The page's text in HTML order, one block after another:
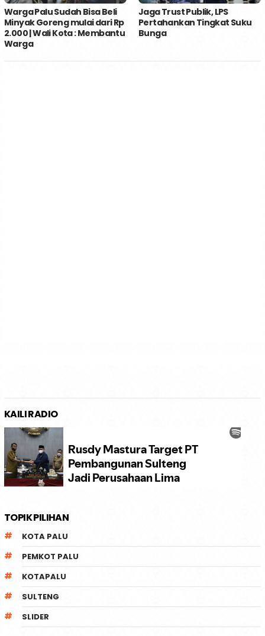
Warga Palu Sudah Bisa Beli
Minyak Goreng mulai dari Rp
2.000 | Wali Kota : Membantu
Warga
Jaga Trust Publik, LPS
Pertahankan Tingkat Suku
Bunga
KAILI RADIO
TOPIK PILIHAN
KOTA PALU
PEMKOT PALU
KOTAPALU
SULTENG
SLIDER